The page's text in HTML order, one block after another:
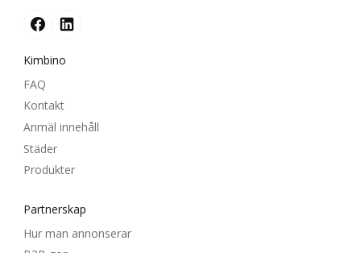
Kimbino
FAQ
Kontakt
Anmäl innehåll
Städer
Produkter
Partnerskap
Hur man annonserar